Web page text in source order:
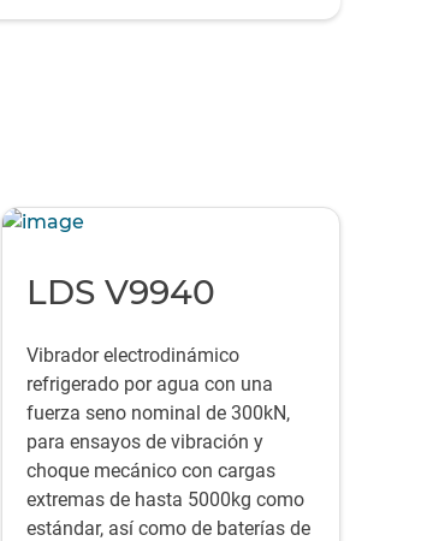
electromagnéticos.
LDS V9940
Vibrador electrodinámico
refrigerado por agua con una
fuerza seno nominal de 300kN,
para ensayos de vibración y
choque mecánico con cargas
extremas de hasta 5000kg como
estándar, así como de baterías de